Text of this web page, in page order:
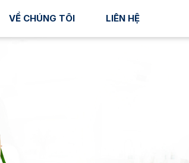
VỀ CHÚNG TÔI LIÊN HỆ